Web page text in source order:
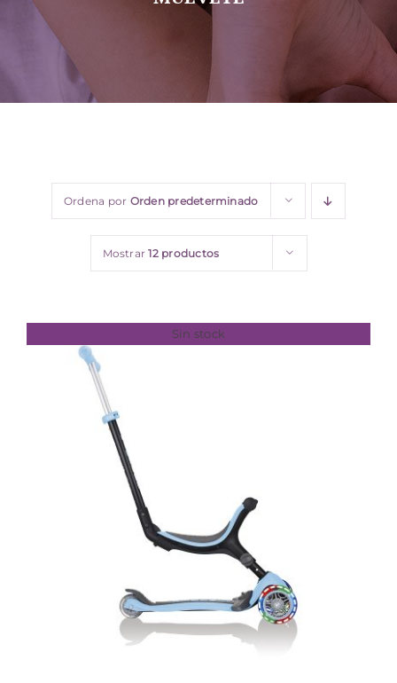
Sobre nosotros
Ordena por Orden predeterminado
Mostrar12 productos
Sin stock